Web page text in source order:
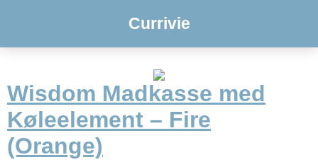
Currivie
Wisdom Madkasse med
Køleelement – Fire
(Orange)